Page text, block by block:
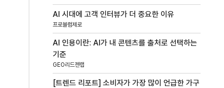
AI 시대에 고객 인터뷰가 더 중요한 이유
프로블럼제로
AI 인용이란: AI가 내 콘텐츠를 출처로 선택하는
기준
GEO리드젠랩
[트렌드 리포트] 소비자가 가장 많이 언급한 가구